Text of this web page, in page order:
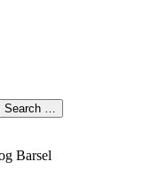
Search …
Barsel